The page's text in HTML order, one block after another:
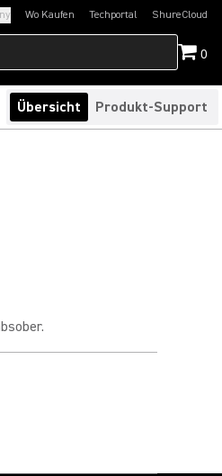
Wo Kaufen Techportal
(Opens in a new tab)ShureCloud
(Opens in a new
0
Übersicht Produkt-Support